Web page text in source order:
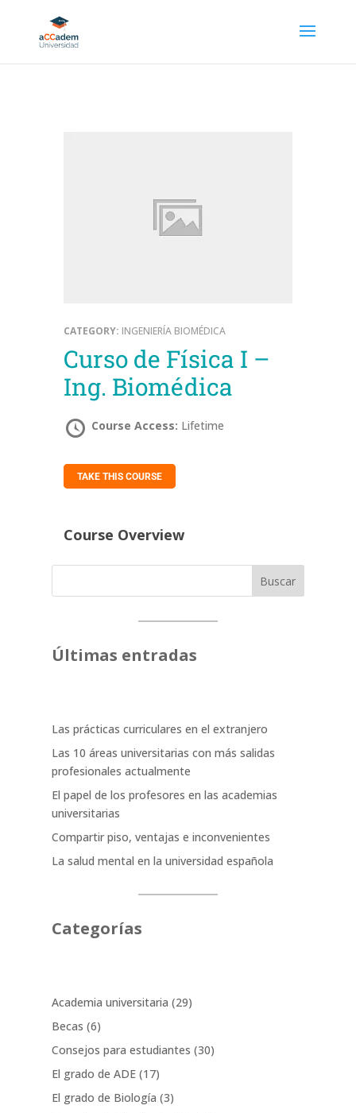
CATEGORY: INGENIERÍA BIOMÉDICA
Curso de Física I –
Ing. Biomédica
Course Access: Lifetime
TAKE THIS COURSE
Course Overview
Buscar
Últimas entradas
Las prácticas curriculares en el extranjero
Las 10 áreas universitarias con más salidas
profesionales actualmente
El papel de los profesores en las academias
universitarias
Compartir piso, ventajas e inconvenientes
La salud mental en la universidad española
Categorías
Academia universitaria (29)
Becas (6)
Consejos para estudiantes (30)
El grado de ADE(17)
El grado de Biología (3)